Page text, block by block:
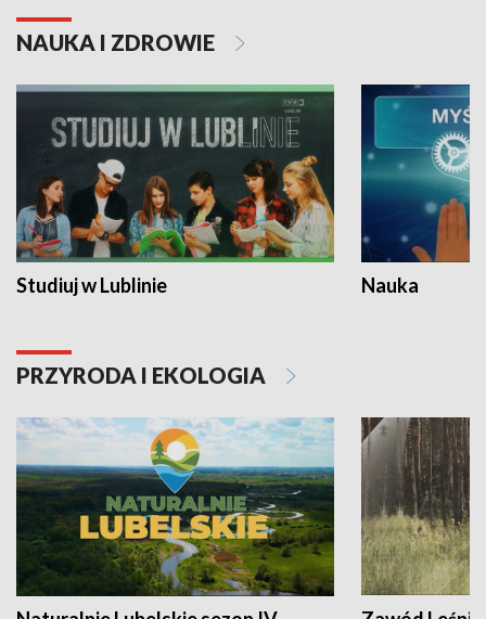
NAUKA I ZDROWIE
Studiuj w Lublinie Nauka
PRZYRODA I EKOLOGIA